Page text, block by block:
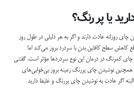
یا پر رنگ؟
روزانه عادت دارند و اگر به هر دلیلی در طول روز
كاهش سطح کافئین بدن با سردرد بروز می‌كند اما
كمرنگ در درمان این نوع سردردها مؤثر است. گفتنی
نوشیدن چای پررنگ زمینه بروز بی‌خوابی‌های
اگر عادت به نوشیدن چای پررنگ و غلیظ دارید